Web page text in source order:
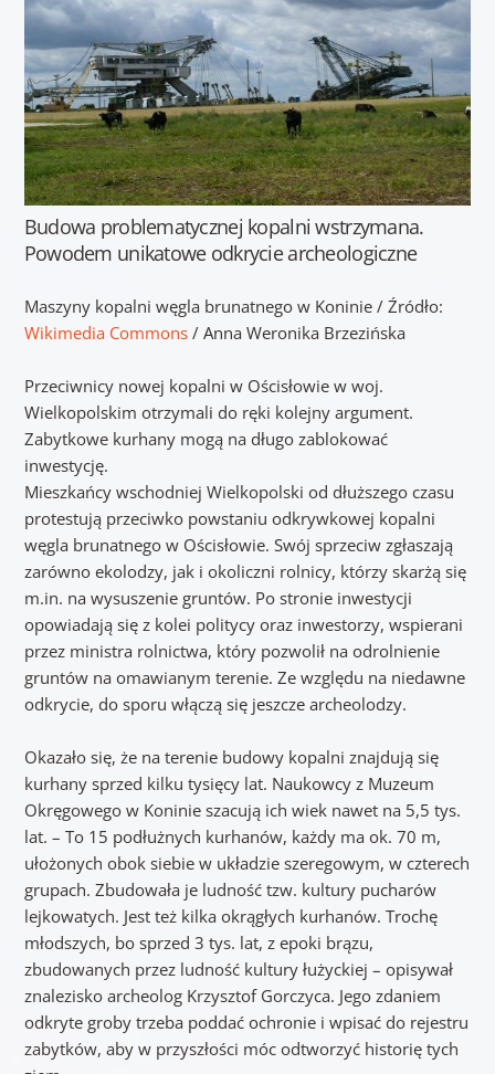
Budowa problematycznej kopalni wstrzymana.
Powodem unikatowe odkrycie archeologiczne
Maszyny kopalni węgla brunatnego w Koninie / Źródło:
Wikimedia Commons / Anna Weronika Brzezińska
Przeciwnicy nowej kopalni w Ościsłowie w woj.
Wielkopolskim otrzymali do ręki kolejny argument.
Zabytkowe kurhany mogą na długo zablokować
inwestycję.
Mieszkańcy wschodniej Wielkopolski od dłuższego czasu
protestują przeciwko powstaniu odkrywkowej kopalni
węgla brunatnego w Ościsłowie. Swój sprzeciw zgłaszają
zarówno ekolodzy, jak i okoliczni rolnicy, którzy skarżą się
m.in. na wysuszenie gruntów. Po stronie inwestycji
opowiadają się z kolei politycy oraz inwestorzy, wspierani
przez ministra rolnictwa, który pozwolił na odrolnienie
gruntów na omawianym terenie. Ze względu na niedawne
odkrycie, do sporu włączą się jeszcze archeolodzy.
Okazało się, że na terenie budowy kopalni znajdują się
kurhany sprzed kilku tysięcy lat. Naukowcy z Muzeum
Okręgowego w Koninie szacują ich wiek nawet na 5,5 tys.
lat. – To 15 podłużnych kurhanów, każdy ma ok. 70 m,
ułożonych obok siebie w układzie szeregowym, w czterech
grupach. Zbudowała je ludność tzw. kultury pucharów
lejkowatych. Jest też kilka okrągłych kurhanów. Trochę
młodszych, bo sprzed 3 tys. lat, z epoki brązu,
zbudowanych przez ludność kultury łużyckiej – opisywał
znalezisko archeolog Krzysztof Gorczyca. Jego zdaniem
odkryte groby trzeba poddać ochronie i wpisać do rejestru
zabytków, aby w przyszłości móc odtworzyć historię tych